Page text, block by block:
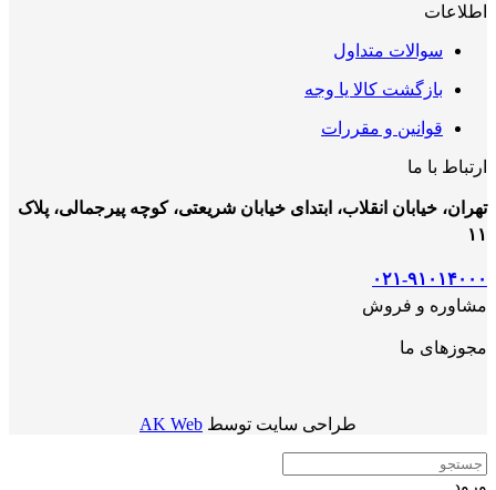
اطلاعات
سوالات متداول
بازگشت کالا یا وجه
قوانین و مقررات
ارتباط با ما
تهران، خیابان انقلاب، ابتدای خیابان شریعتی، کوچه پیرجمالی، پلاک
۱۱
۰۲۱-۹۱۰۱۴۰۰۰
مشاوره و فروش
مجوزهای ما
طراحی سایت توسط AK Web